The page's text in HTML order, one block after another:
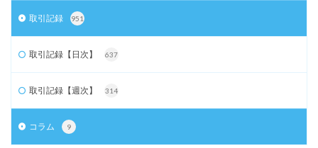
取引記録 951
取引記録【日次】 637
取引記録【週次】 314
コラム 9